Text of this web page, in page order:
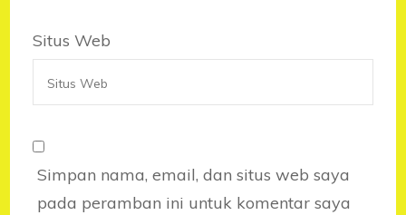
Situs Web
Simpan nama, email, dan situs web saya
pada peramban ini untuk komentar saya